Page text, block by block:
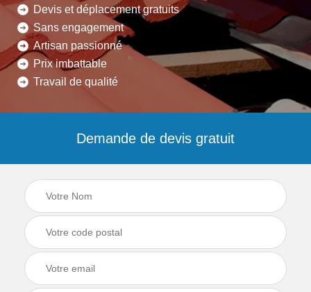
Devis et déplacement gratuits
Sans engagement
Artisan passionné
Prix imbattable
Travail de qualité
Demande de devis gratuit